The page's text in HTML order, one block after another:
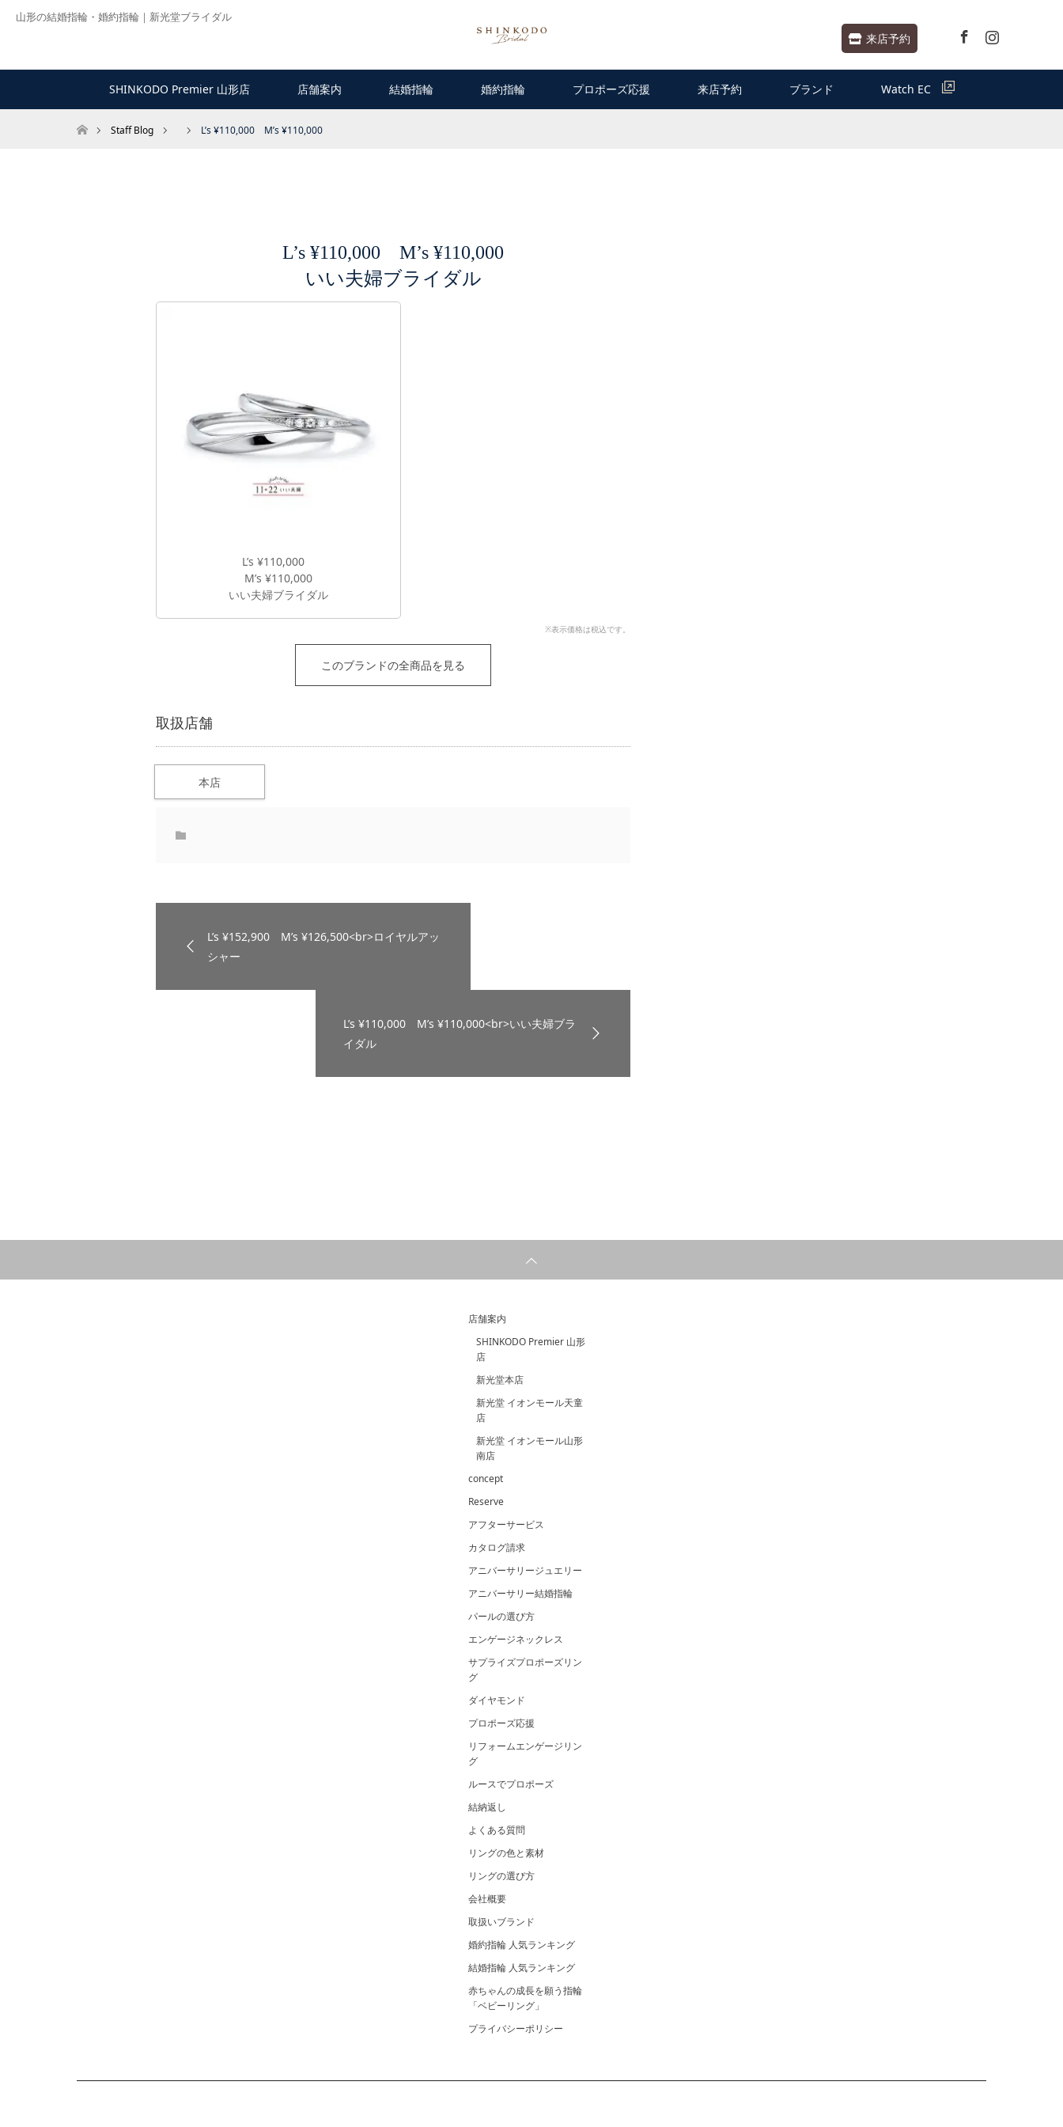
山形の結婚指輪・婚約指輪｜新光堂ブライダル
来店予約
Instagram
SHINKODO Premier 山形店 店舗案内 結婚指輪 婚約指輪 プロポーズ応援 来店予約 ブランド Watch EC
ホームStaff Blog L’s ¥110,000 M’s ¥110,000
L’s ¥110,000 M’s ¥110,000
いい夫婦ブライダル
L’s ¥110,000
M’s ¥110,000
いい夫婦ブライダル
※表示価格は税込です。
このブランドの全商品を見る
取扱店舗
本店
L’s ¥152,900 M’s ¥126,500<br>ロイヤルアッ
シャー
L’s ¥110,000 M’s ¥110,000<br>いい夫婦ブラ
イダル
店舗案内
SHINKODO Premier 山形
店
新光堂本店
新光堂 イオンモール天童
店
新光堂 イオンモール山形
南店
concept
Reserve
アフターサービス
カタログ請求
アニバーサリージュエリー
アニバーサリー結婚指輪
パールの選び方
エンゲージネックレス
サプライズプロポーズリン
グ
ダイヤモンド
プロポーズ応援
リフォームエンゲージリン
グ
ルースでプロポーズ
結納返し
よくある質問
リングの色と素材
リングの選び方
会社概要
取扱いブランド
婚約指輪 人気ランキング
結婚指輪 人気ランキング
赤ちゃんの成長を願う指輪
「ベビーリング」
プライバシーポリシー